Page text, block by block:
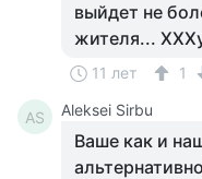
выйдет не
жителя...
11 лет 1
AS Aleksei Sirbu
Ваше как и